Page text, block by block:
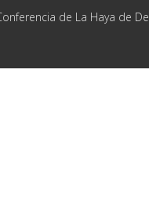
de La Haya de